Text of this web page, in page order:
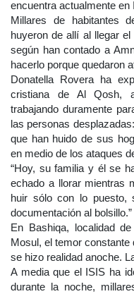
encuentra actualmente en
Millares de habitantes
huyeron de allí al llegar
según han contado a
hacerlo porque quedaron
Donatella Rovera ha
cristiana de Al Qosh,
trabajando duramente
las personas
que han huido de sus
en medio de los ataques
“Hoy, su familia y él se
echado a llorar mientras
huir sólo con lo puesto,
documentación al bolsillo.”
En Bashiqa, localidad
Mosul, el temor constante
se hizo realidad anoche.
A media que el ISIS ha
durante la noche,